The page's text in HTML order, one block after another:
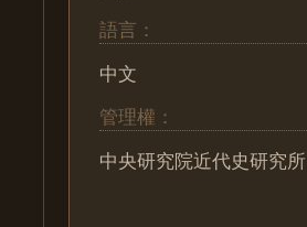
語言：
中文
管理權：
中央研究院近代史研究所